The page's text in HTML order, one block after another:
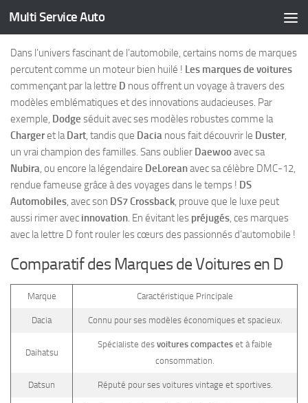
Skip to content
Multi Service Auto
Dans l’univers fascinant de l’automobile, certains noms de marques
percutent comme un moteur bien huilé ! Les marques de voitures
commençant par la lettre D nous offrent un voyage à travers des
modèles emblématiques et des innovations audacieuses. Par
exemple, Dodge séduit avec ses modèles robustes comme la
Chargeret laDart, tandis que Dacia nous fait découvrir le Duster,
un vrai champion des familles. Sans oublier Daewooavec sa
Nubira, ou encore la légendaire DeLoreanavec sa célèbre DMC-12,
rendue fameuse grâce à des voyages dans le temps ! DS
Automobiles, avec son DS7 Crossback, prouve que le luxe peut
aussi rimer avec innovation. En évitant les préjugés, ces marques
avec la lettre D font rouler les cœurs des passionnés d’automobile !
Comparatif des Marques de Voitures en D
Marque Caractéristique Principale
Dacia Connu pour ses modèles économiques et spacieux.
Daihatsu
Spécialiste des voitures compactes et à faible
consommation.
Datsun Réputé pour ses voitures vintage et sportives.